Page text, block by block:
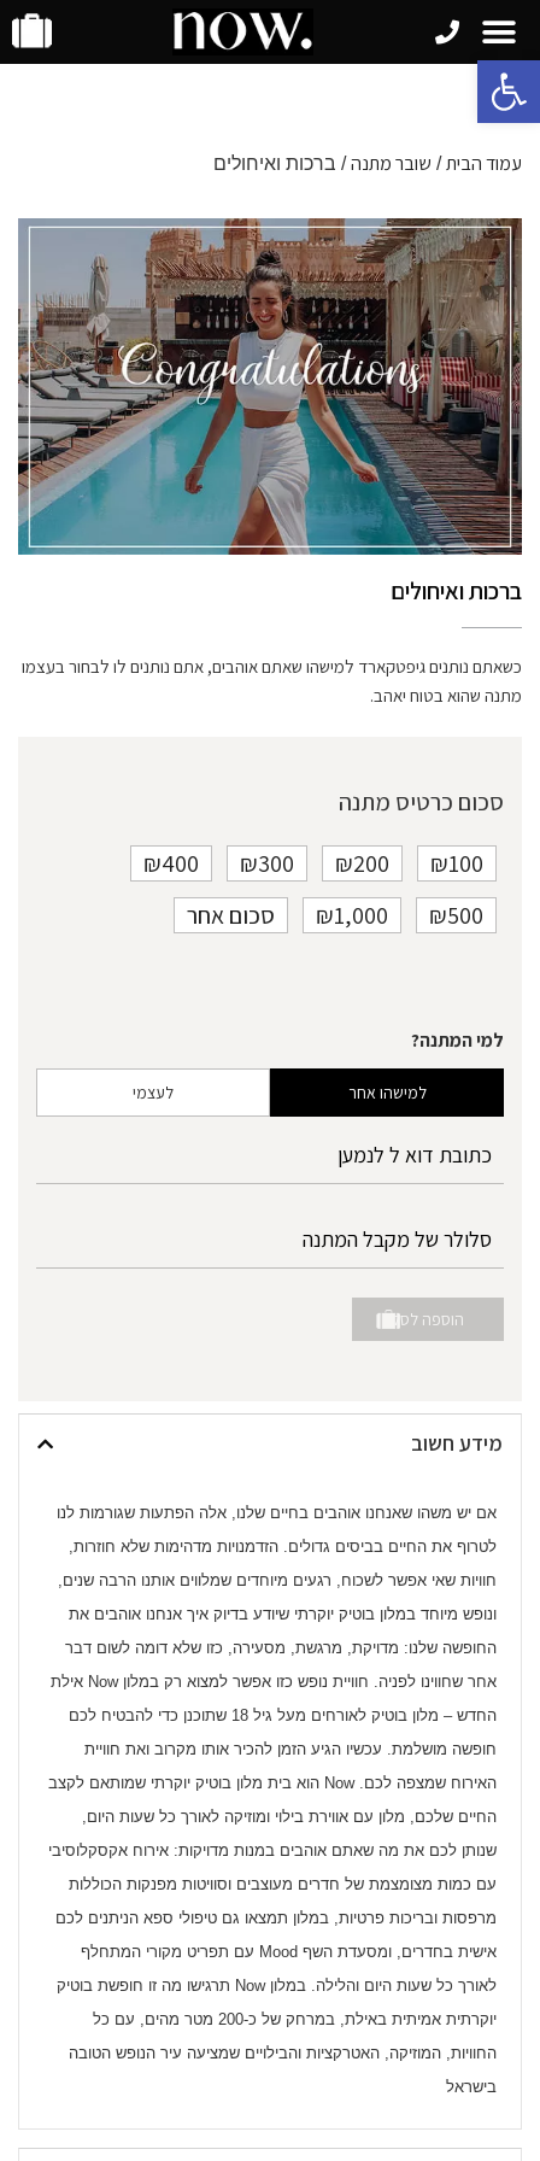
פתח סרגל נגישות
עמוד הבית/ שובר מתנה/ ברכות ואיחולים
ברכות ואיחולים
כשאתם נותנים גיפטקארד למישהו שאתם אוהבים, אתם נותנים לו לבחור בעצמו
מתנה שהוא בטוח יאהב.
סכום כרטיס מתנה
₪100
₪200
₪300
₪400
₪500
₪1,000 סכום אחר
למי המתנה?
למישהו אחר לעצמי
הוספה לסל
מידע חשוב
אם יש משהו שאנחנו אוהבים בחיים שלנו, אלה הפתעות שגורמות לנו
לטרוף את החיים בביסים גדולים. הזדמנויות מדהימות שלא חוזרות,
חוויות שאי אפשר לשכוח, רגעים מיוחדים שמלווים אותנו הרבה שנים,
ונופש מיוחד במלון בוטיק יוקרתי שיודע בדיוק איך אנחנו אוהבים את
החופשה שלנו: מדויקת, מרגשת, מסעירה, כזו שלא דומה לשום דבר
אחר שחווינו לפניה. חוויית נופש כזו אפשר למצוא רק במלון Now אילת
החדש – מלון בוטיק לאורחים מעל גיל 18 שתוכנן כדי להבטיח לכם
חופשה מושלמת. עכשיו הגיע הזמן להכיר אותו מקרוב ואת חוויית
האירוח שמצפה לכם. Now הוא בית מלון בוטיק יוקרתי שמותאם לקצב
החיים שלכם, מלון עם אווירת בילוי ומוזיקה לאורך כל שעות היום,
שנותן לכם את מה שאתם אוהבים במנות מדויקות: אירוח אקסקלוסיבי
עם כמות מצומצמת של חדרים מעוצבים וסוויטות מפנקות הכוללות
מרפסות ובריכות פרטיות, במלון תמצאו גם טיפולי ספא הניתנים לכם
אישית בחדרים, ומסעדת השף Mood עם תפריט מקורי המתחלף
לאורך כל שעות היום והלילה. במלון Now תרגישו מה זו חופשת בוטיק
יוקרתית אמיתית באילת, במרחק של כ-200 מטר מהים, עם כל
החוויות, המוזיקה, האטרקציות והבילויים שמציעה עיר הנופש הטובה
בישראל